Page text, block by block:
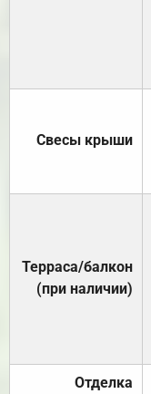
Свесы крыши
Терраса/балкон
(при наличии)
Отделка